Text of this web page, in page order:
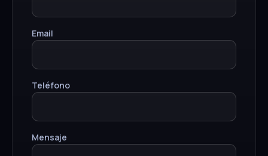
Email
Teléfono
Mensaje